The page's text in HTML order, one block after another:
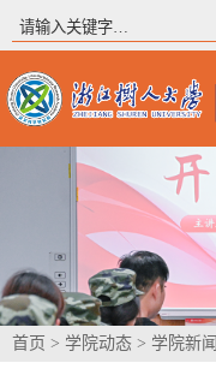
首页 > 学院动态 > 学院新闻